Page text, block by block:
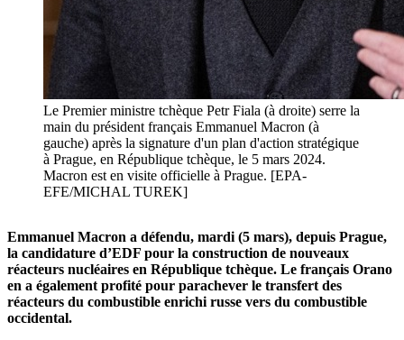
Le Premier ministre tchèque Petr Fiala (à droite) serre la
main du président français Emmanuel Macron (à
gauche) après la signature d'un plan d'action stratégique
à Prague, en République tchèque, le 5 mars 2024.
Macron est en visite officielle à Prague. [EPA-
EFE/MICHAL TUREK]
Emmanuel Macron a défendu, mardi (5 mars), depuis Prague,
la candidature d’EDF pour la construction de nouveaux
réacteurs nucléaires en République tchèque. Le français Orano
en a également profité pour parachever le transfert des
réacteurs du combustible enrichi russe vers du combustible
occidental.